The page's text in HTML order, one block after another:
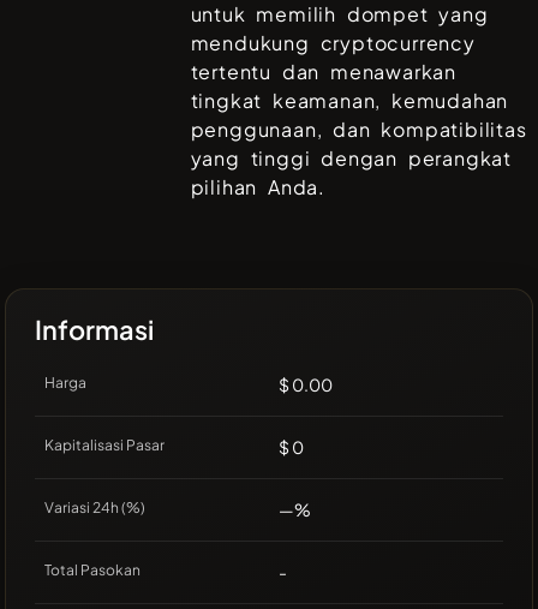
untuk memilih dompet yang
mendukung cryptocurrency
tertentu dan menawarkan
tingkat keamanan, kemudahan
penggunaan, dan kompatibilitas
yang tinggi dengan perangkat
pilihan Anda.
Informasi
Harga $ 0.00
Kapitalisasi Pasar $ 0
Variasi 24h (%) —%
Total Pasokan -